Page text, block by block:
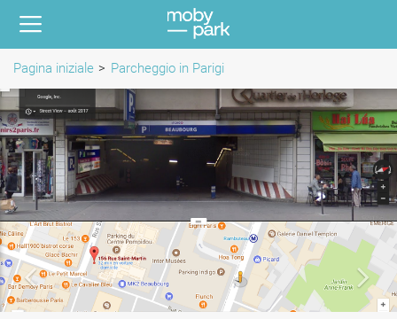
Pagina iniziale Parcheggio in Parigi